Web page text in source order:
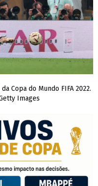
Copa do Mundo FIFA 2022.
Images